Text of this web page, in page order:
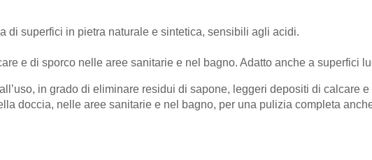
di superfici in pietra naturale e sintetica, sensibili agli acidi.
e di sporco nelle aree sanitarie e nel bagno. Adatto anche a superfici
in grado di eliminare residui di sapone, leggeri depositi di calcare
doccia, nelle aree sanitarie e nel bagno, per una pulizia completa